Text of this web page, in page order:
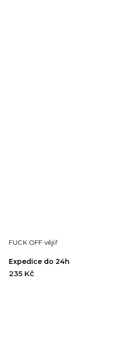
FUCK OFF vějíř
Expedice do 24h
235 Kč